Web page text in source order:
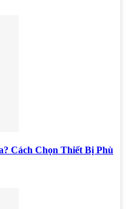
Cách Chọn Thiết Bị Phù